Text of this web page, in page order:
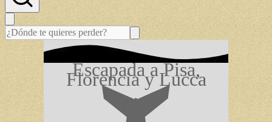
Escapada a Pisa,
Florencia y Lucca